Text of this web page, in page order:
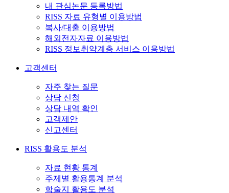
내 관심논문 등록방법
RISS 자료 유형별 이용방법
복사/대출 이용방법
해외전자자료 이용방법
RISS 정보취약계층 서비스 이용방법
고객센터
자주 찾는 질문
상담 신청
상담 내역 확인
고객제안
신고센터
RISS 활용도 분석
자료 현황 통계
주제별 활용통계 분석
학술지 활용도 분석